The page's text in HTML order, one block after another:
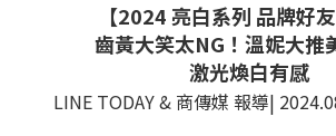
【2024 亮白系列 品牌好友
齒黃大笑太NG！溫妮大推
激光煥白有感
LINE TODAY & 商傳媒 報導|